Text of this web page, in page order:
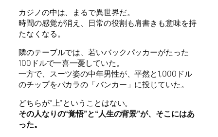
カジノの中は、まるで異世界だ。
時間の感覚が消え、日常の役割も肩書きも意味を持
たなくなる。
隣のテーブルでは、若いバックパッカーがたった
100ドルで一喜一憂していた。
一方で、スーツ姿の中年男性が、平然と1,000ドル
のチップをバカラの「バンカー」に投じていた。
どちらが“上”ということはない。
その人なりの“覚悟”と“人生の背景”が、そこにはあ
った。